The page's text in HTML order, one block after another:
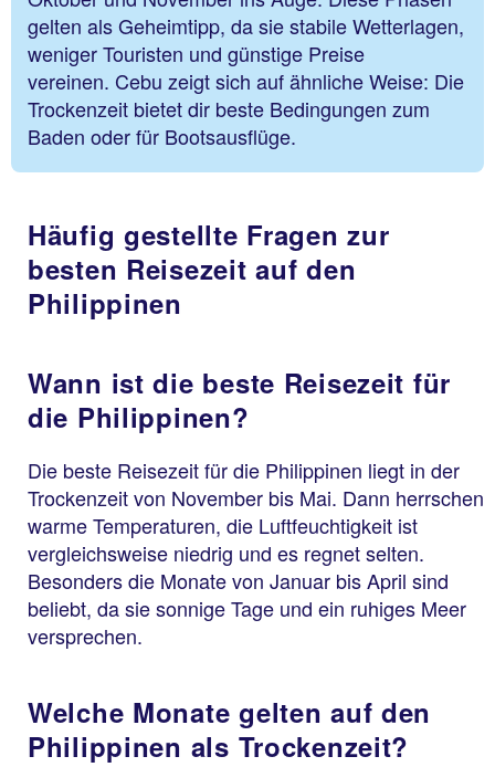
gelten als Geheimtipp, da sie stabile Wetterlagen,
weniger Touristen und günstige Preise
vereinen. Cebu zeigt sich auf ähnliche Weise: Die
Trockenzeit bietet dir beste Bedingungen zum
Baden oder für Bootsausflüge.
Häufig gestellte Fragen zur
besten Reisezeit auf den
Philippinen
Wann ist die beste Reisezeit für
die Philippinen?
Die beste Reisezeit für die Philippinen liegt in der
Trockenzeit von November bis Mai. Dann herrschen
warme Temperaturen, die Luftfeuchtigkeit ist
vergleichsweise niedrig und es regnet selten.
Besonders die Monate von Januar bis April sind
beliebt, da sie sonnige Tage und ein ruhiges Meer
versprechen.
Welche Monate gelten auf den
Philippinen als Trockenzeit?